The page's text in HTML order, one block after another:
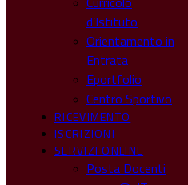
d’Istituto
Orientamento in
Entrata
Eportfolio
Centro Sportivo
RICEVIMENTO
ISCRIZIONI
SERVIZI ONLINE
Posta Docenti